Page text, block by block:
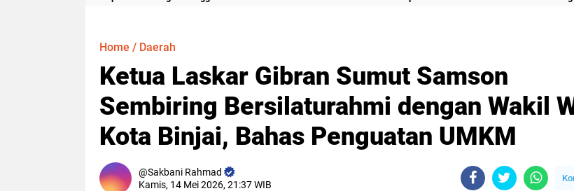
Home / Daerah
Ketua Laskar Gibran Sumut Samson
Sembiring Bersilaturahmi dengan Wakil
Kota Binjai, Bahas Penguatan UMKM
Sakbani Rahmad
Kamis, 14 Mei 2026, 21:37 WIB